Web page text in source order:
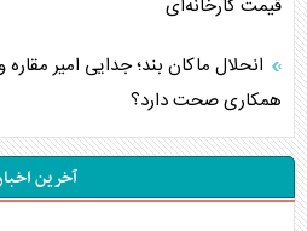
قیمت کارخانه‌ای
انحلال ماکان بند؛ جدایی امیر
همکاری صحت دارد؟
آخرین